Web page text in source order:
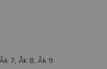
till varje kapitel.
7, Åk 8, Åk 9